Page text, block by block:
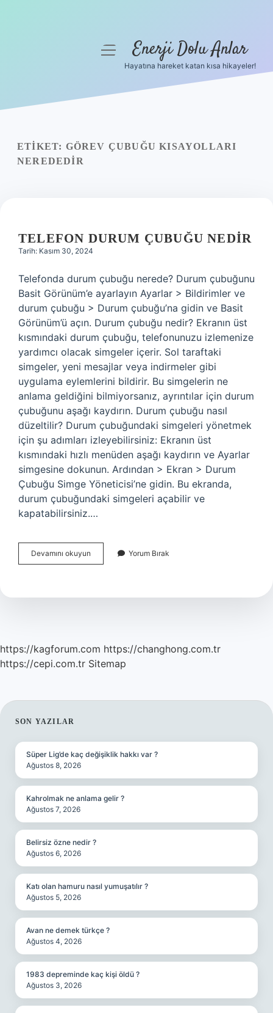
Yasal Uyarı
menüyüEnerji Dolu Anlar
Hayatına hareket katan kısa hikayeler!
ETIKET: GÖREV ÇUBUĞU KISAYOLLARI
NEREDEDIR
TELEFON DURUM ÇUBUĞU NEDIR
Tarih: Kasım 30, 2024
Telefonda durum çubuğu nerede? Durum çubuğunu
Basit Görünüm’e ayarlayın Ayarlar > Bildirimler ve
durum çubuğu > Durum çubuğu’na gidin ve Basit
Görünüm’ü açın. Durum çubuğu nedir? Ekranın üst
kısmındaki durum çubuğu, telefonunuzu izlemenize
yardımcı olacak simgeler içerir. Sol taraftaki
simgeler, yeni mesajlar veya indirmeler gibi
uygulama eylemlerini bildirir. Bu simgelerin ne
anlama geldiğini bilmiyorsanız, ayrıntılar için durum
çubuğunu aşağı kaydırın. Durum çubuğu nasıl
düzeltilir? Durum çubuğundaki simgeleri yönetmek
için şu adımları izleyebilirsiniz: Ekranın üst
kısmındaki hızlı menüden aşağı kaydırın ve Ayarlar
simgesine dokunun. Ardından > Ekran > Durum
Çubuğu Simge Yöneticisi’ne gidin. Bu ekranda,
durum çubuğundaki simgeleri açabilir ve
kapatabilirsiniz.…
Devamını okuyun
Durum
Yorum Bırak
https://kagforum.com https://changhong.com.tr
https://cepi.com.tr Sitemap
SIDEBAR
SON YAZILAR
Süper Lig’de kaç değişiklik hakkı var ?
Ağustos 8, 2026
Kahrolmak ne anlama gelir ?
Ağustos 7, 2026
Belirsiz özne nedir ?
Ağustos 6, 2026
Katı olan hamuru nasıl yumuşatılır ?
Ağustos 5, 2026
Avan ne demek türkçe ?
Ağustos 4, 2026
1983 depreminde kaç kişi öldü ?
Ağustos 3, 2026